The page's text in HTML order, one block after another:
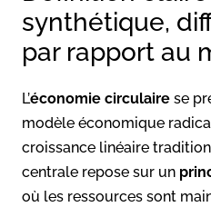
synthétique,
par rapport au
L’économie circulaire se
modèle économique
croissance linéaire
centrale repose sur un
où les ressources sont